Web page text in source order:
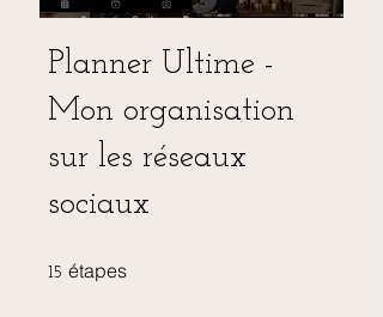
Planner Ultime -
Mon organisation
sur les réseaux
sociaux
15 étapes